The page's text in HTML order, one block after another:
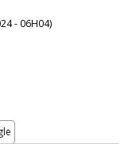
- 06H04)